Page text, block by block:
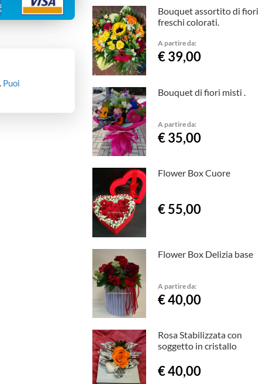
Puoi
Bouquet assortito di fiori
freschi colorati.
A partire da:
€ 39,00
Bouquet di fiori misti .
A partire da:
€ 35,00
Flower Box Cuore
€ 55,00
Flower Box Delizia base
A partire da:
€ 40,00
Rosa Stabilizzata con
soggetto in cristallo
€ 40,00